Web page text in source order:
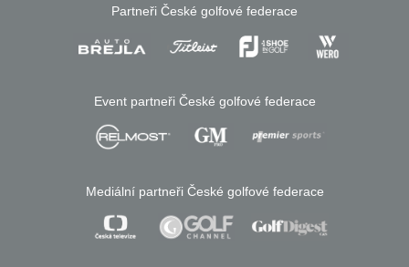
Partneři České golfové federace
Event partneři České golfové federace
Mediální partneři České golfové federace